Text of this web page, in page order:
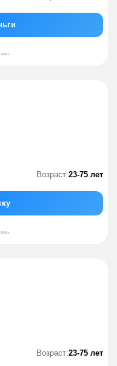
Возраст:23-75 лет
Возраст:23-75 лет